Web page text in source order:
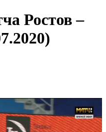
Ростов –